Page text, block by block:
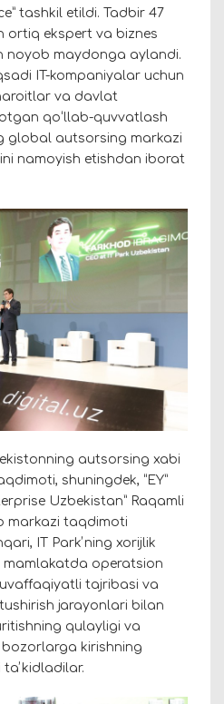
tashkil etildi. Tadbir 47
ortiq ekspert va biznes
noyob maydonga aylandi.
IT-kompaniyalar uchun
va davlat
qoʻllab-quvvatlash
global autsorsing markazi
namoyish etishdan iborat
autsorsing xabi
shuningdek, “EY”
Uzbekistan” Raqamli
markazi taqdimoti
IT Parkʼning xorijlik
mamlakatda operatsion
tajribasi va
jarayonlari bilan
qulayligi va
kirishning